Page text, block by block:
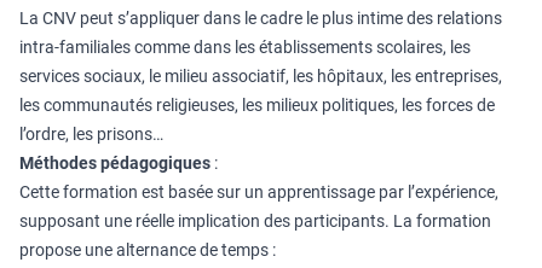
La CNV peut s’appliquer dans le cadre le plus intime des relations
intra-familiales comme dans les établissements scolaires, les
services sociaux, le milieu associatif, les hôpitaux, les entreprises,
les communautés religieuses, les milieux politiques, les forces de
l’ordre, les prisons…
Méthodes pédagogiques :
Cette formation est basée sur un apprentissage par l’expérience,
supposant une réelle implication des participants. La formation
propose une alternance de temps :